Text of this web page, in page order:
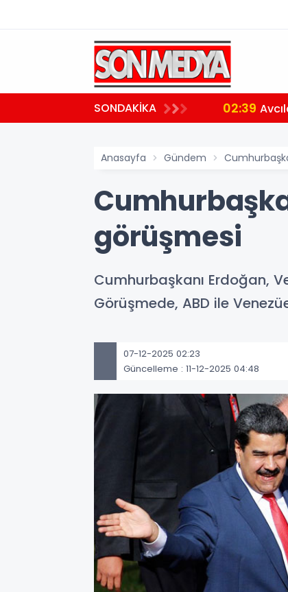
SONDAKİKA 02:39
Anasayfa Gündem
görüşmesi
Cumhurbaşkanı Erdoğan,
Görüşmede, ABD ile
07-12-2025 02:23
Güncelleme : 11-12-2025 04:48